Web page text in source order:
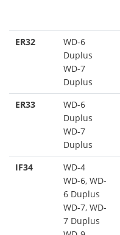
ER32
WD-6
Duplus
WD-7
Duplus
ER33
WD-6
Duplus
WD-7
Duplus
IF34
WD-4
WD-6, WD-
6 Duplus
WD-7, WD-
7 Duplus